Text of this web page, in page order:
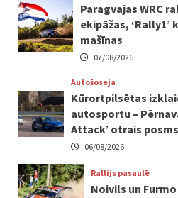
Paragvajas WRC
ekipāžas, ‘Rally1’
mašīnas
07/08/2026
Autošoseja
Kūrortpilsētas
autosportu –
Attack’ otrais posms
06/08/2026
Rallijs pasaulē
Noivils un